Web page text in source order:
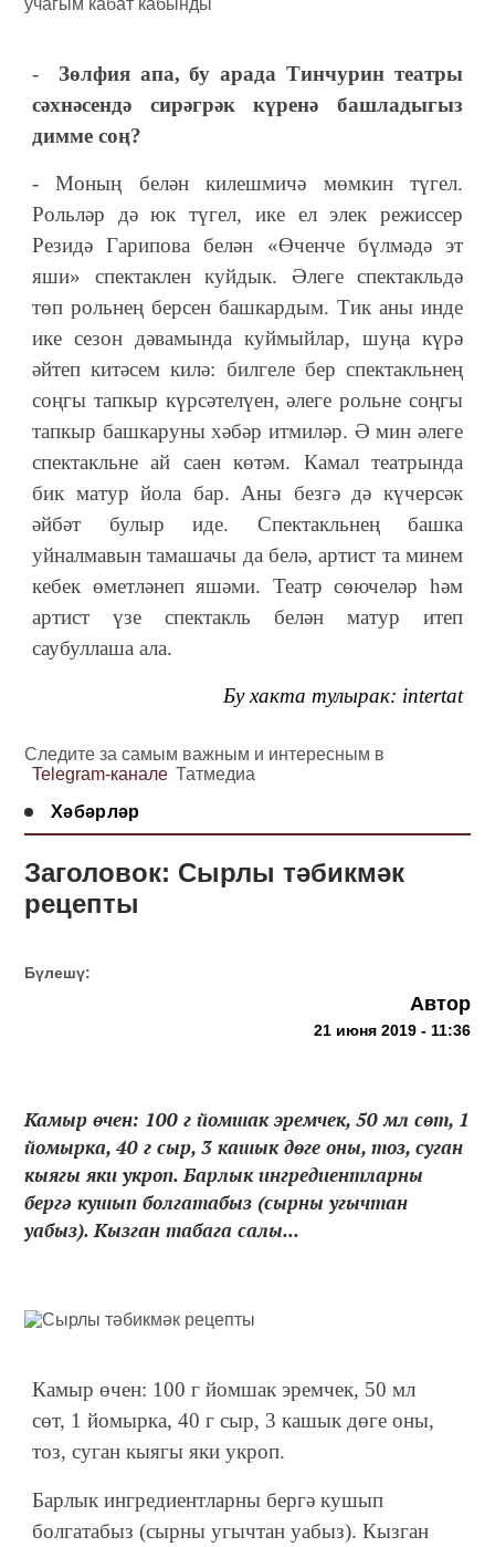
- Зөлфия апа, бу арада Тинчурин театры
сәхнәсендә сирәгрәк күренә башладыгыз
димме соң?
- Моның белән килешмичә мөмкин түгел.
Рольләр дә юк түгел, ике ел элек режиссер
Резидә Гарипова белән «Өченче бүлмәдә эт
яши» спектаклен куйдык. Әлеге спектакльдә
төп рольнең берсен башкардым. Тик аны инде
ике сезон дәвамында куймыйлар, шуңа күрә
әйтеп китәсем килә: билгеле бер спектакльнең
соңгы тапкыр күрсәтелүен, әлеге рольне соңгы
тапкыр башкаруны хәбәр итмиләр. Ә мин әлеге
спектакльне ай саен көтәм. Камал театрында
бик матур йола бар. Аны безгә дә күчерсәк
әйбәт булыр иде. Спектакльнең башка
уйналмавын тамашачы да белә, артист та минем
кебек өметләнеп яшәми. Театр сөючеләр һәм
артист үзе спектакль белән матур итеп
саубуллаша ала.
Бу хакта тулырак: intertat
Следите за самым важным и интересным в
Telegram-канале Татмедиа
Хәбәрләр
Заголовок: Сырлы тәбикмәк
рецепты
Бүлешү:
Автор
21 июня 2019 - 11:36
Камыр өчен: 100 г йомшак эремчек, 50 мл сөт, 1
йомырка, 40 г сыр, 3 кашык дөге оны, тоз, суган
кыягы яки укроп. Барлык ингредиентларны
бергә кушып болгатабыз (сырны угычтан
уабыз). Кызган табага салы...
Камыр өчен: 100 г йомшак эремчек, 50 мл
сөт, 1 йомырка, 40 г сыр, 3 кашык дөге оны,
тоз, суган кыягы яки укроп.
Барлык ингредиентларны бергә кушып
болгатабыз (сырны угычтан уабыз). Кызган